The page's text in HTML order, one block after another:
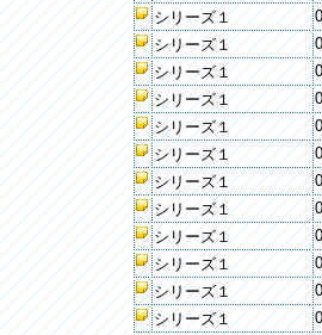
シリーズ１
シリーズ１
シリーズ１
シリーズ１
シリーズ１
シリーズ１
シリーズ１
シリーズ１
シリーズ１
シリーズ１
シリーズ１
シリーズ１